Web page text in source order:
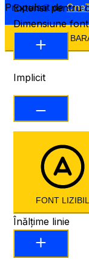
Propulsat de
ASCUNDE
Extensii pentru
Dimensiune font
Implicit
FONT LIZIBIL
Înălțime linie